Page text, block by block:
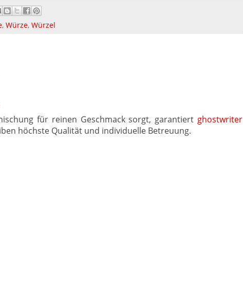
, Würze, Würzel
für reinen Geschmack sorgt, garantiert ghostwriter
höchste Qualität und individuelle Betreuung.